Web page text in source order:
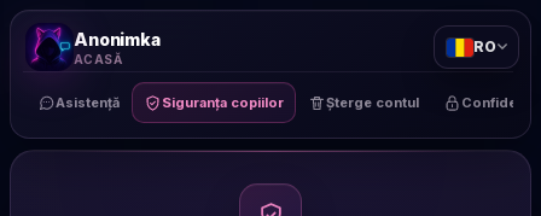
Anonimka
ACASĂ
Asistență Siguranța copiilor Șterge contul
RO